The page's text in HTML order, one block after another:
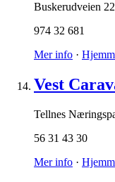
Buskerudveien
974 32 681
Mer info ·
Vest
Tellnes
56 31 43 30
Mer info ·